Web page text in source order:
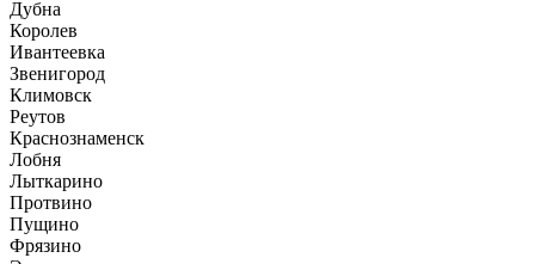
Дубна
Королев
Ивантеевка
Звенигород
Климовск
Реутов
Краснознаменск
Лобня
Лыткарино
Протвино
Пущино
Фрязино